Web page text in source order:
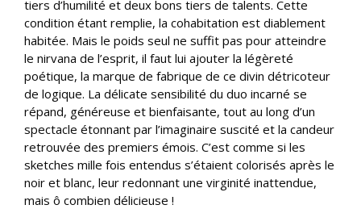
tiers d’humilité et deux bons tiers de talents. Cette
condition étant remplie, la cohabitation est diablement
habitée. Mais le poids seul ne suffit pas pour atteindre
le nirvana de l’esprit, il faut lui ajouter la légèreté
poétique, la marque de fabrique de ce divin détricoteur
de logique. La délicate sensibilité du duo incarné se
répand, généreuse et bienfaisante, tout au long d’un
spectacle étonnant par l’imaginaire suscité et la candeur
retrouvée des premiers émois. C’est comme si les
sketches mille fois entendus s’étaient colorisés après le
noir et blanc, leur redonnant une virginité inattendue,
mais ô combien délicieuse !